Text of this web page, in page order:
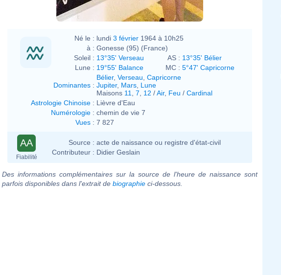
Né le : lundi 3 février 1964 à 10h25
à : Gonesse (95) (France)
Soleil : 13°35' Verseau AS : 13°35' Bélier
Lune : 19°55' Balance MC : 5°47' Capricorne
Dominantes :
Bélier, Verseau Capricorne
Jupiter, Mars Lune
Maisons 11 7 12 /Air, Feu / Cardinal
Astrologie Chinoise : Lièvre d'Eau
Numérologie : chemin de vie 7
Vues : 7 827
AA
Fiabilité
Source : acte de naissance ou registre d'état-civil
Contributeur : Didier Geslain
Des informations complémentaires sur la source de l'heure de naissance sont
parfois disponibles dans l'extrait de biographie ci-dessous.